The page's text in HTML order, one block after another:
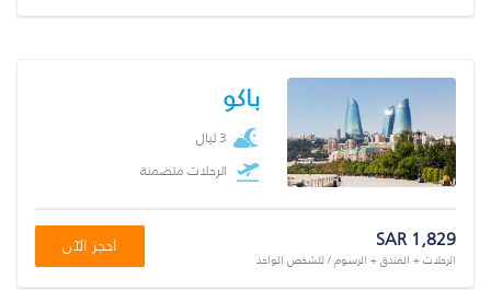
باكو
3 ليال
الرحلات متضمنة
SAR 1,829
الرحلات + الفندق + الرسوم / للشخص الواحد
احجز الآن